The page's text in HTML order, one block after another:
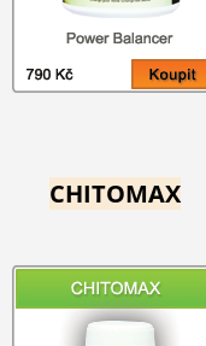
CHITOMAX